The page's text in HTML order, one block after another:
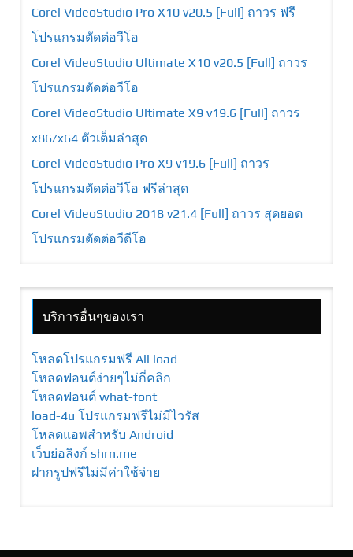
Corel VideoStudio Pro X10 v20.5 [Full] ถาวร ฟรี
โปรแกรมตัดต่อวีโอ
Corel VideoStudio Ultimate X10 v20.5 [Full] ถาวร
โปรแกรมตัดต่อวีโอ
Corel VideoStudio Ultimate X9 v19.6 [Full] ถาวร
x86/x64 ตัวเต็มล่าสุด
Corel VideoStudio Pro X9 v19.6 [Full] ถาวร
โปรแกรมตัดต่อวีโอ ฟรีล่าสุด
Corel VideoStudio 2018 v21.4 [Full] ถาวร สุดยอด
โปรแกรมตัดต่อวีดีโอ
บริการอื่นๆของเรา
โหลดโปรแกรมฟรี All load
โหลดฟอนต์ง่ายๆไม่กี่คลิก
โหลดฟอนต์ what-font
load-4u โปรแกรมฟรีไม่มีไวรัส
โหลดแอพสำหรับ Android
เว็บย่อลิงก์ shrn.me
ฝากรูปฟรีไม่มีค่าใช้จ่าย